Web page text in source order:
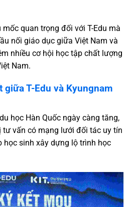
quan trọng đối với T-Edu mà
nối giáo dục giữa Việt Nam và
nhiều cơ hội học tập chất lượng
Nam.
giữa T-Edu và Kyungnam
học Hàn Quốc ngày càng tăng,
vấn có mạng lưới đối tác uy tín
học sinh xây dựng lộ trình học